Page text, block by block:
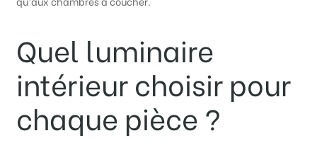
Quel luminaire
intérieur choisir pour
chaque pièce ?